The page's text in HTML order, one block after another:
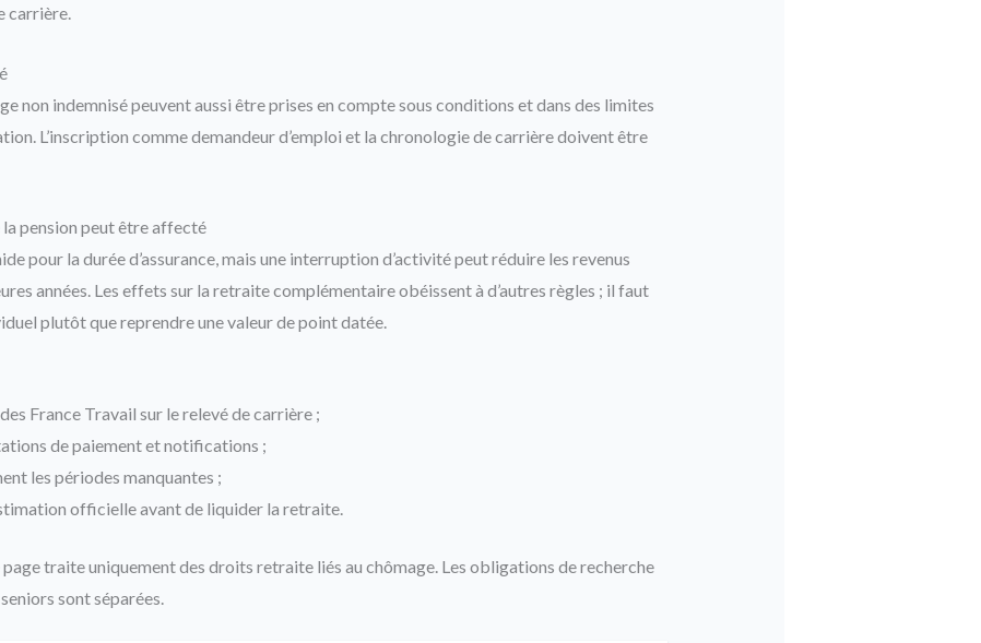
carrière.
non indemnisé peuvent aussi être prises en compte sous conditions et dans des limites
L’inscription comme demandeur d’emploi et la chronologie de carrière doivent être
pension peut être affecté
pour la durée d’assurance, mais une interruption d’activité peut réduire les revenus
années. Les effets sur la retraite complémentaire obéissent à d’autres règles ; il faut
plutôt que reprendre une valeur de point datée.
France Travail sur le relevé de carrière ;
de paiement et notifications ;
les périodes manquantes ;
officielle avant de liquider la retraite.
traite uniquement des droits retraite liés au chômage. Les obligations de recherche
sont séparées.